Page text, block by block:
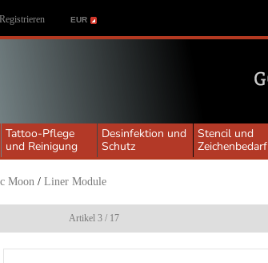
Registrieren EUR
Tattoo-Pflege
und Reinigung
Desinfektion und
Schutz
Stencil und
Zeichenbedarf
Moon / Liner Module
Artikel 3 / 17